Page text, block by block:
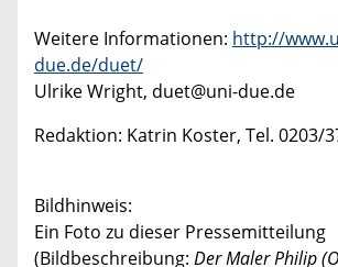
Weitere Informationen: http://
due.de/duet/
Ulrike Wright, duet@uni-due.de
Redaktion: Katrin Koster, Tel. 0203/
Bildhinweis:
Ein Foto zu dieser Pressemitteilung
(Bildbeschreibung: Der Maler Philip